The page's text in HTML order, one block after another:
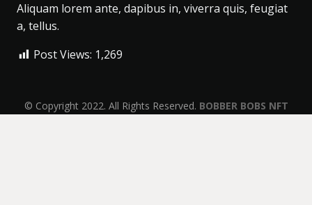
Aliquam lorem ante, dapibus in, viverra quis, feugiat
a, tellus.
Post Views: 1,269
© Copyright 2022. All Rights Reserved. BOBBER BOBS NFT